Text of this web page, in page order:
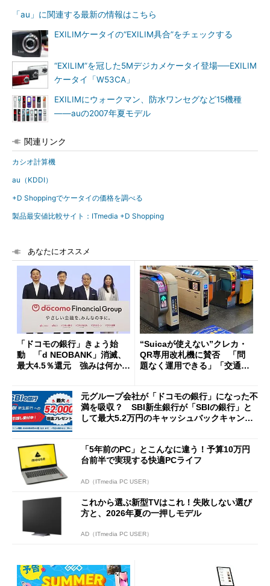
「au」に関連する最新の情報はこちら
EXILIMケータイの“EXILIM具合”をチェックする
“EXILIM”を冠した5Mデジカメケータイ登場──EXILIM
ケータイ「W53CA」
EXILIMにウォークマン、防水ワンセグなど15機種
――auの2007年夏モデル
関連リンク
カシオ計算機
au（KDDI）
+D Shoppingでケータイの価格を調べる
製品最安値比較サイト：ITmedia +D Shopping
あなたにオススメ
「ドコモの銀行」きょう始
動 「d NEOBANK」消滅、
最大4.5％還元 強みは何か解
“Suicaが使えない”クレカ・
QR専用改札機に賛否 「問
題なく運用できる」「交通系I
元グループ会社が「ドコモの銀行」になった不
満を吸収？ SBI新生銀行が「SBIの銀行」と
して最大5.2万円のキャッシュバックキャンペ
「5年前のPC」とこんなに違う！予算10万円
台前半で実現する快適PCライフ
AD（ITmedia PC USER）
これから選ぶ新型TVはこれ！失敗しない選び
方と、2026年夏の一押しモデル
AD（ITmedia PC USER）